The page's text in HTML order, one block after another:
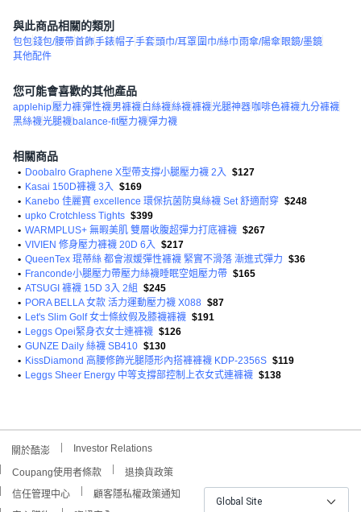
與此商品相關的類別
包包錢包/腰帶首飾手錶帽子手套頭巾/耳罩圍巾/絲巾雨傘/陽傘眼鏡/墨鏡
其他配件
您可能會喜歡的其他產品
applehip壓力褲彈性襪男褲襪白絲襪絲襪褲襪光腿神器咖啡色褲襪九分褲襪
黑絲襪光腿襪balance-fit壓力襪彈力襪
相關商品
• Doobalro Graphene X型帶支撐小腿壓力襪 2入 $127
• Kasai 150D褲襪 3入 $169
• Kanebo 佳麗寶 excellence 環保抗菌防臭絲襪 Set 舒適耐穿 $248
• upko Crotchless Tights $399
• WARMPLUS+ 無暇美肌 雙層收腹超彈力打底褲襪 $267
• VIVIEN 修身壓力褲襪 20D 6入 $217
• QueenTex 琨蒂絲 都會淑媛彈性褲襪 緊實不滑落 漸進式彈力 $36
• Franconde小腿壓力帶壓力絲襪睡眠空姐壓力帶 $165
• ATSUGI 褲襪 15D 3入 2組
$245
• PORA BELLA 女款 活力運動壓力襪 X088 $87
• Let's Slim Golf 女士條紋假及膝襪褲襪 $191
• Leggs Opei緊身衣女士連褲襪 $126
• GUNZE Daily 絲襪 SB410 $130
• KissDiamond 高腰修飾光腿隱形內搭褲褲襪 KDP-2356S $119
• Leggs Sheer Energy 中等支撐部控制上衣女式連褲襪 $138
關於酷澎 Investor Relations
Coupang使用者條款
退換貨政策
信任管理中心
顧客隱私權政策通知
Global Site